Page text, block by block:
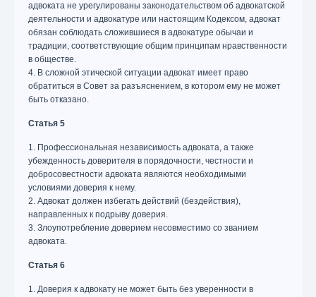
адвоката не урегулированы законодательством об адвокатской
деятельности и адвокатуре или настоящим Кодексом, адвокат
обязан соблюдать сложившиеся в адвокатуре обычаи и
традиции, соответствующие общим принципам нравственности
в обществе.
4. В сложной этической ситуации адвокат имеет право
обратиться в Совет за разъяснением, в котором ему не может
быть отказано.
Статья 5
1. Профессиональная независимость адвоката, а также
убежденность доверителя в порядочности, честности и
добросовестности адвоката являются необходимыми
условиями доверия к нему.
2. Адвокат должен избегать действий (бездействия),
направленных к подрыву доверия.
3. Злоупотребление доверием несовместимо со званием
адвоката.
Статья 6
1. Доверия к адвокату не может быть без уверенности в